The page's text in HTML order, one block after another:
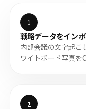
1
戦略データをイン
内部会議の文字起こ
ワイトボード写真を
2